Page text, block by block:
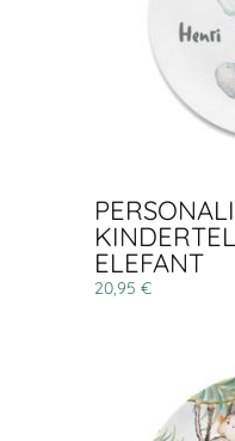
ELEFANT
20,95 €